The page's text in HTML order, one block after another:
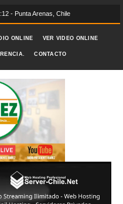
- Punta Arenas, Chile
ONLINE VER VIDEO ONLINE
CONTACTO